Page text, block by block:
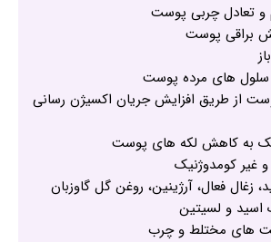
و تعادل چربی پوست
براقی پوست
سلول های مرده پوست
از طریق افزایش جریان اکسیژن رسانی
به کاهش لکه های پوست
غیر کومدوژنیک
زغال فعال، آرژینین، روغن گل گاوزبان
اسید و لسیتین
های مختلط و چرب